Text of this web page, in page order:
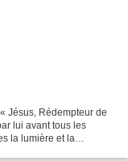
Jésus, Rédempteur de
lui avant tous les
la lumière et la